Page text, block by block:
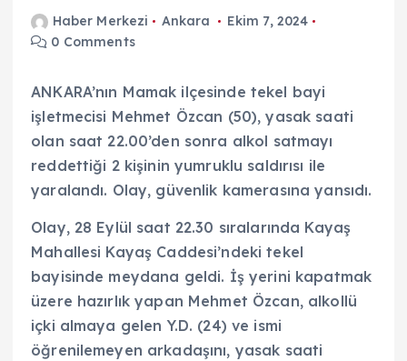
Haber Merkezi Ankara
Ekim 7, 2024
0 Comments
ANKARA’nın Mamak ilçesinde tekel bayi
işletmecisi Mehmet Özcan (50), yasak saati
olan saat 22.00’den sonra alkol satmayı
reddettiği 2 kişinin yumruklu saldırısı ile
yaralandı. Olay, güvenlik kamerasına yansıdı.
Olay, 28 Eylül saat 22.30 sıralarında Kayaş
Mahallesi Kayaş Caddesi’ndeki tekel
bayisinde meydana geldi. İş yerini kapatmak
üzere hazırlık yapan Mehmet Özcan, alkollü
içki almaya gelen Y.D. (24) ve ismi
öğrenilemeyen arkadaşını, yasak saati